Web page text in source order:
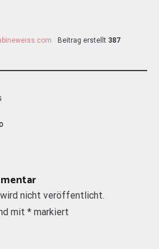
Beitrag erstellt 387
nicht veröffentlicht.
mit * markiert